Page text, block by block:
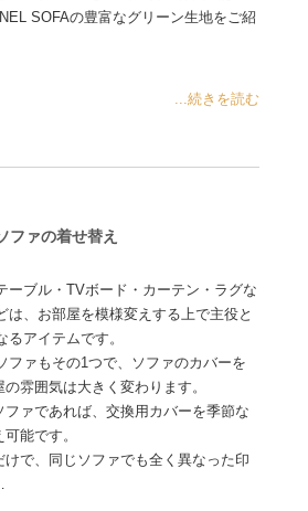
SOFAの豊富なグリーン生地をご紹
...続きを読む
ファの着せ替え
ーブル・TVボード・カーテン・ラグな
は、お部屋を模様変えする上で主役と
るアイテムです。
ファもその1つで、ソファのカバーを
雰囲気は大きく変わります。
ファであれば、交換用カバーを季節な
能です。
けで、同じソファでも全く異なった印